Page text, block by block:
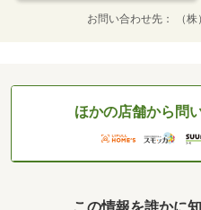
お問い合わせ先 （
ほかの店舗から問